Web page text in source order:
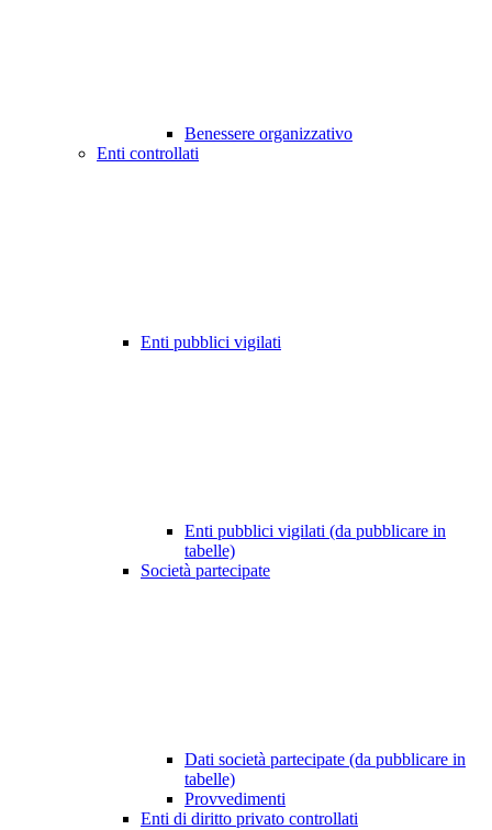
Benessere organizzativo
Enti controllati
Enti pubblici vigilati
Enti pubblici vigilati (da pubblicare in
tabelle)
Società partecipate
Dati società partecipate (da pubblicare in
tabelle)
Provvedimenti
Enti di diritto privato controllati